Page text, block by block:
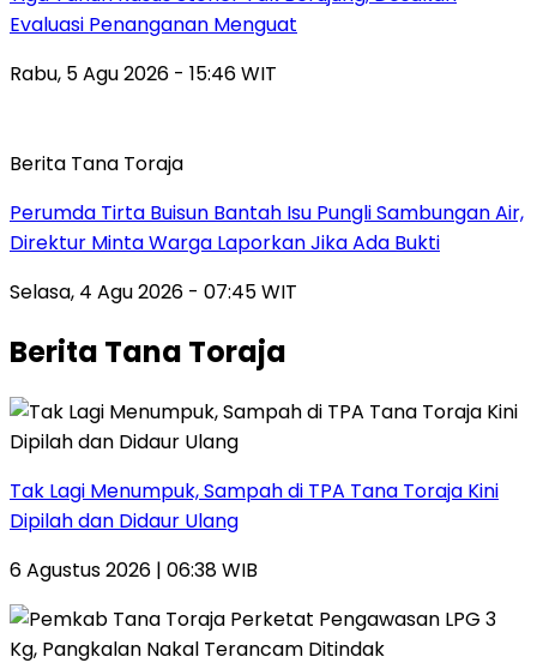
Evaluasi Penanganan Menguat
Rabu, 5 Agu 2026 - 15:46 WIT
Berita Tana Toraja
Perumda Tirta Buisun Bantah Isu Pungli Sambungan Air,
Direktur Minta Warga Laporkan Jika Ada Bukti
Selasa, 4 Agu 2026 - 07:45 WIT
Berita Tana Toraja
Tak Lagi Menumpuk, Sampah di TPA Tana Toraja Kini
Dipilah dan Didaur Ulang
6 Agustus 2026 | 06:38 WIB